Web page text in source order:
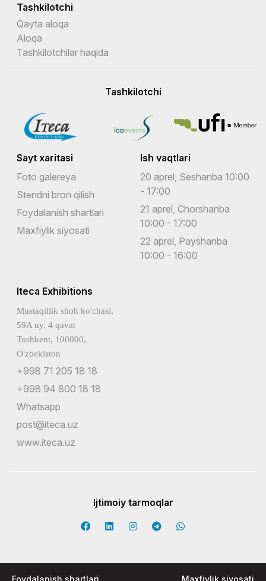
Tashkilotchi
Qayta aloqa
Aloqa
Tashkilotchilar haqida
Tashkilotchi
Sayt xaritasi
Foto galereya
Stendni bron qilish
Foydalanish shartlari
Maxfiylik siyosati
Ish vaqtlari
20 aprel, Seshanba 10:00
- 17:00
21 aprel, Chorshanba
10:00 - 17:00
22 aprel, Payshanba
10:00 - 16:00
Iteca Exhibitions
Mustaqillik shoh ko'chasi,
59A uy, 4 qavat
Toshkent, 100000,
O'zbekiston
+998 71 205 18 18
+998 94 800 18 18
Whatsapp
post@iteca.uz
www.iteca.uz
Ijtimoiy tarmoqlar
Foydalanish shartlari Maxfiylik siyosati